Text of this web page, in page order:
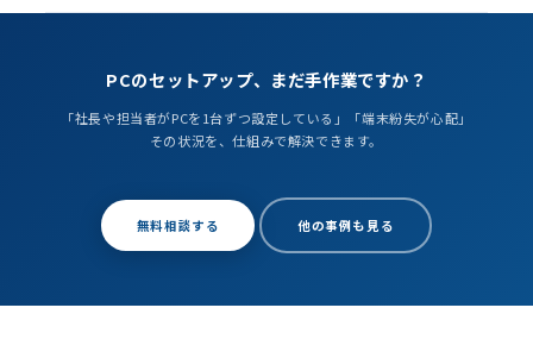
PCのセットアップ、まだ手作業ですか？
「社長や担当者がPCを1台ずつ設定している」「端末紛失が心配」
その状況を、仕組みで解決できます。
無料相談する 他の事例も見る